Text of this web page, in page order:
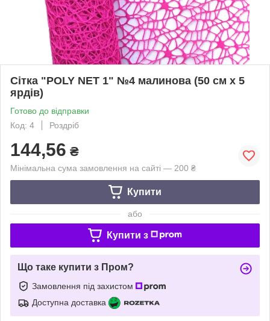
Сітка "POLY NET 1" №4 малинова (50 см х 5
ярдів)
Готово до відправки
Код: 4
Роздріб
144,56 ₴
Мінімальна сума замовлення на сайті — 200 ₴
Купити
або
Купити з
Що таке купити з Пром?
Замовлення під захистом
Доступна доставка